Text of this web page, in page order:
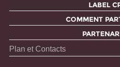
LABEL
COMMENT
Plan et Contacts